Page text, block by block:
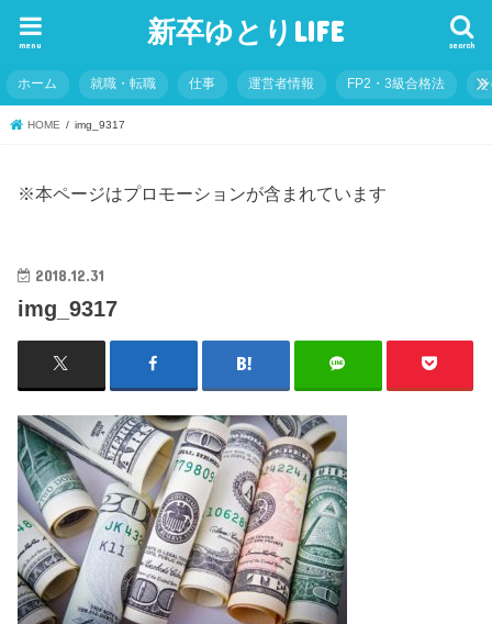
新卒ゆとりLIFE search
menu
ホーム 就職・転職 仕事 運営者情報 FP2・3級合格法
HOME img_9317
※本ページはプロモーションが含まれています
2018.12.31
img_9317